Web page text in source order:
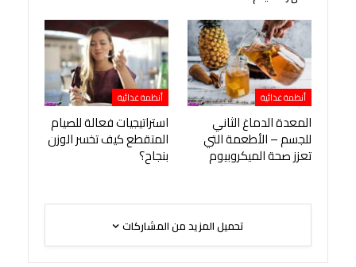
أنظمة غذائية
المعدة الدماغ الثاني
للجسم – الأطعمة التي
تعزز صحة الميكروبيوم
أنظمة غذائية
استراتيجيات فعالة للصيام
المتقطع كيف تخسر الوزن
بنجاح؟
تحميل المزيد من المشاركات